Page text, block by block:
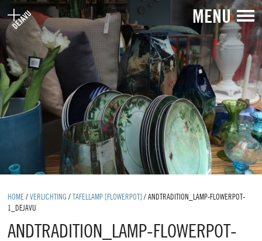
MENU
HOME /VERLICHTING / TAFELLAMP [FLOWERPOT] /ANDTRADITION_LAMP-FLOWERPOT-
1_DEJAVU
ANDTRADITION_LAMP-FLOWERPOT-